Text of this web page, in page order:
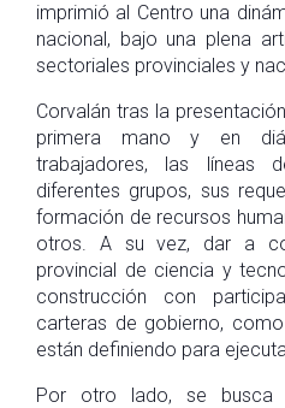
imprimió al Centro una
nacional, bajo una plena
sectoriales provinciales y
Corvalán tras la
primera mano y en
trabajadores, las líneas
diferentes grupos, sus
formación de recursos
otros. A su vez, dar a
provincial de ciencia y
construcción con
carteras de gobierno,
están definiendo para
Por otro lado, se busca